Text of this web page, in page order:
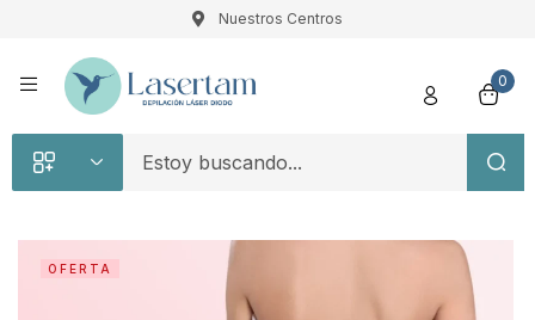
Nuestros Centros
0
OFERTA
Registro
Contraseña perdida